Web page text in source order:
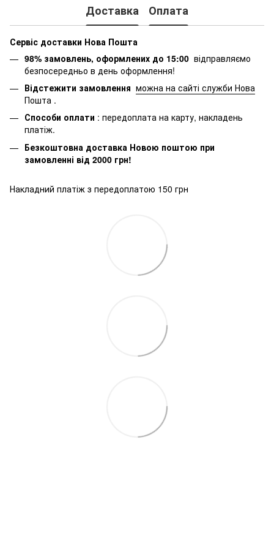
Доставка Оплата
Сервіс доставки Нова Пошта
98% замовлень, оформлених до 15:00 відправляємо
безпосередньо в день оформлення!
Відстежити замовлення можна на сайті служби Нова
Пошта .
Способи оплати : передоплата на карту, накладень
платіж.
Безкоштовна доставка Новою поштою при
замовленні від 2000 грн!
Накладний платіж з передоплатою 150 грн